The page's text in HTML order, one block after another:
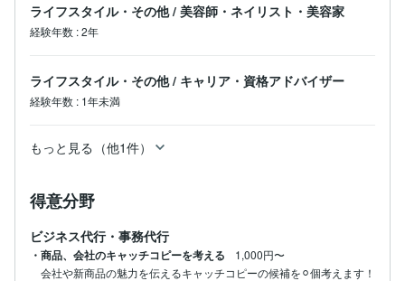
ライフスタイル・その他 / 美容師・ネイリスト・美容家
経験年数 :2年
ライフスタイル・その他 / キャリア・資格アドバイザー
経験年数 : 1年未満
もっと見る（他1件）
得意分野
ビジネス代行・事務代行
・商品、会社のキャッチコピーを考える
1,000円〜
会社や新商品の魅力を伝えるキャッチコピーの候補を⚪︎個考えます！